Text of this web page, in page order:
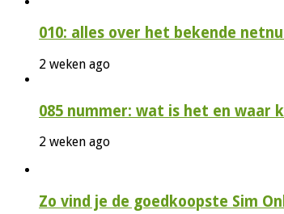
010: alles over het bekende
2 weken ago
085 nummer: wat is het en waar
2 weken ago
Zo vind je de goedkoopste Sim